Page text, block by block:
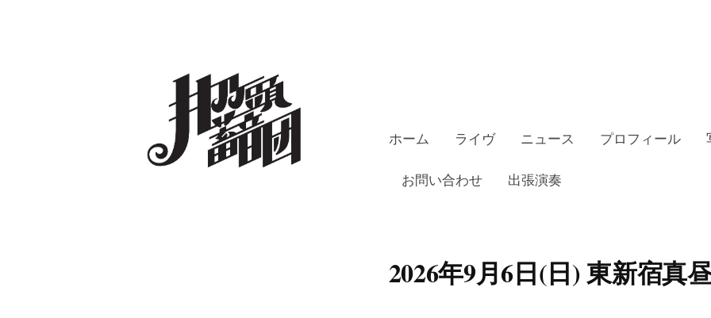
ホーム ライヴ ニュース プロフィール
お問い合わせ 出張演奏
2026年9月6日(日) 東新宿真